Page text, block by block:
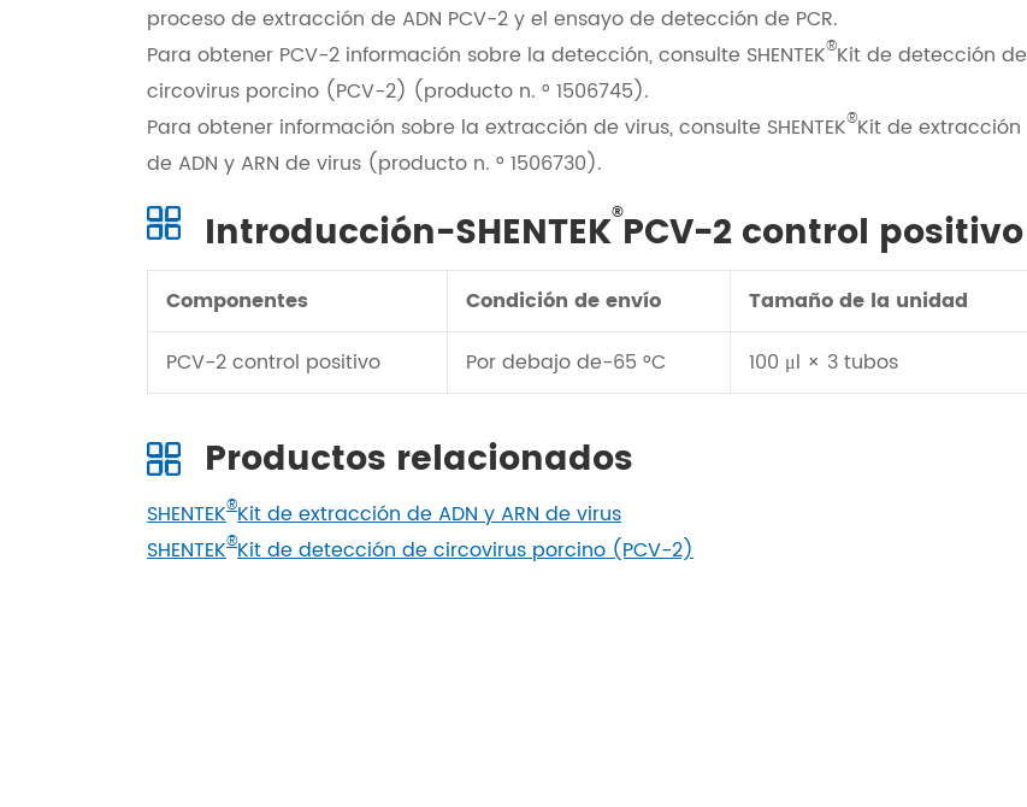
proceso de extracción de ADN PCV-2 y el ensayo de detección de PCR.
Para obtener PCV-2 información sobre la detección, consulte SHENTEK®Kit de detección de
circovirus porcino (PCV-2) (producto n. ° 1506745).
Para obtener información sobre la extracción de virus, consulte SHENTEK®Kit de extracción
de ADN y ARN de virus (producto n. ° 1506730).
Introducción-SHENTEK®PCV-2 control positivo
Componentes Condición de envío
Tamaño de la unidad
PCV-2 control positivo
Por debajo de-65 °C 100 μl × 3 tubos
Productos relacionados
SHENTEK®Kit de extracción de ADN y ARN de virus
SHENTEK®Kit de detección de circovirus porcino (PCV-2)